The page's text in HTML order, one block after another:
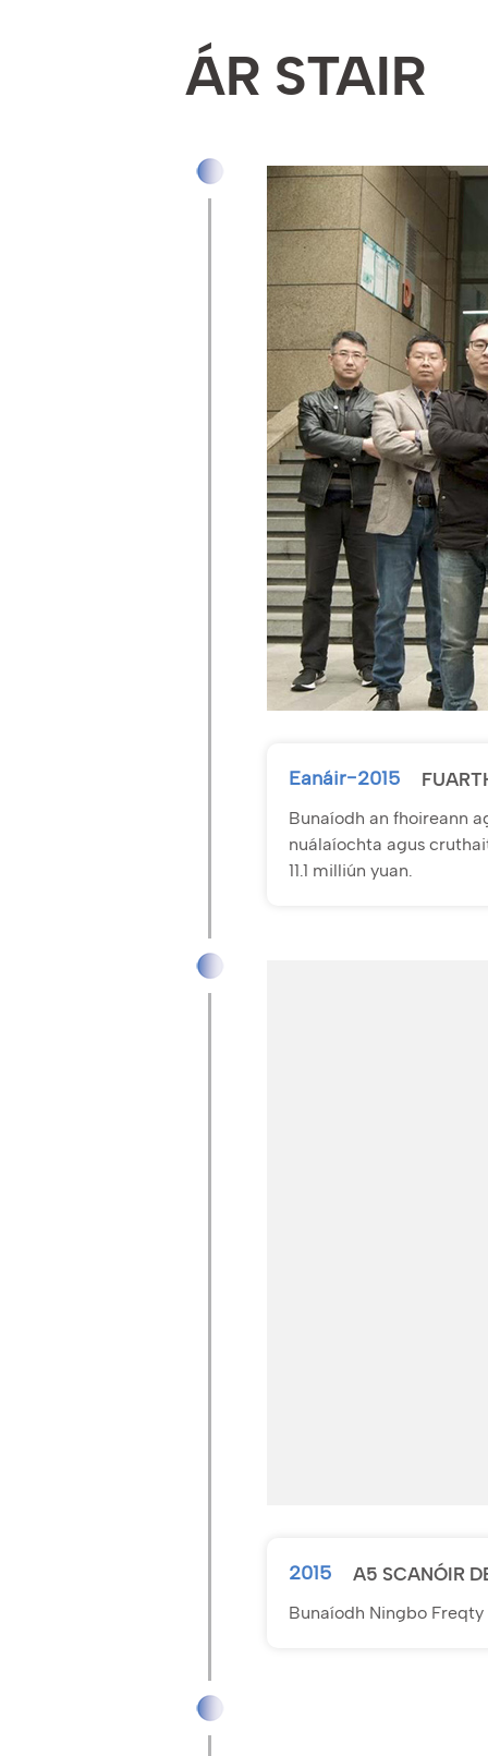
ÁR STAIR
Eanáir-2015
Bunaíodh an fhoireann
nuálaíochta agus
11.1 milliún yuan.
2015 A5 SCANÓIR
Bunaíodh Ningbo